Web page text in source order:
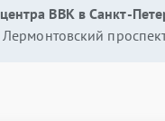
BBK в Санкт-
Лермонтовский